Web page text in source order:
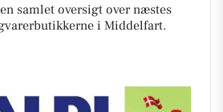
samlet oversigt over næstes
i Middelfart.